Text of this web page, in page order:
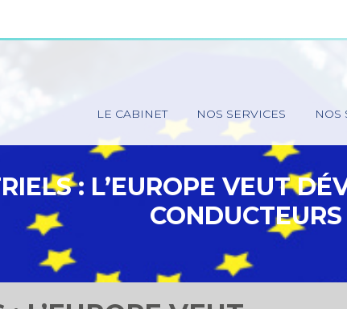
Principal
LE CABINET NOS SERVICES NOS
: L’EUROPE VEUT
CONDUCTEURS